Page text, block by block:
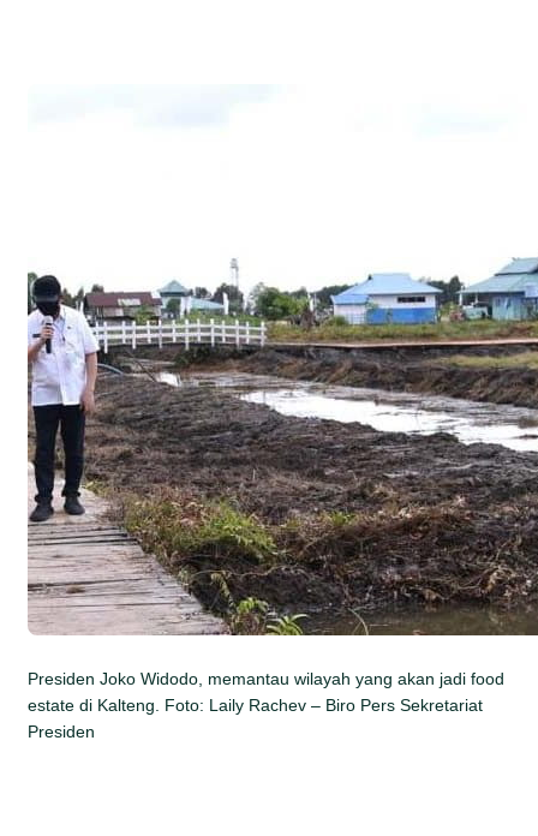
Presiden Joko Widodo, memantau wilayah yang akan jadi food
estate di Kalteng. Foto: Laily Rachev – Biro Pers Sekretariat
Presiden